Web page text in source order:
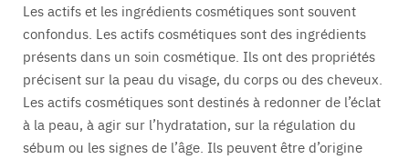
Les actifs et les ingrédients cosmétiques sont souvent
confondus. Les actifs cosmétiques sont des ingrédients
présents dans un soin cosmétique. Ils ont des propriétés
précisent sur la peau du visage, du corps ou des cheveux.
Les actifs cosmétiques sont destinés à redonner de l’éclat
à la peau, à agir sur l’hydratation, sur la régulation du
sébum ou les signes de l’âge. Ils peuvent être d’origine